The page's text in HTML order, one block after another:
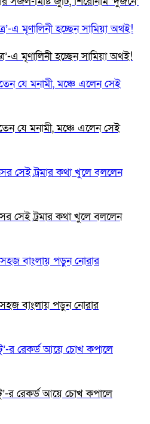
এ মৃণালিনী হচ্ছেন সামিয়া অথই!
যে মনামী, মঞ্চে এলেন সেই
সেই ট্রমার কথা খুলে বললেন
বাংলায় পড়ুন নোরার
র রেকর্ড আয়ে চোখ কপালে